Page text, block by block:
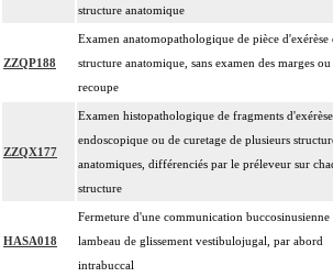
structure anatomique
ZZQP188
Examen anatomopathologique de pièce d'exérèse
structure anatomique, sans examen des marges ou
recoupe
ZZQX177
Examen histopathologique de fragments d'exérèse
endoscopique ou de curetage de plusieurs
anatomiques, différenciés par le préleveur sur
structure
HASA018
Fermeture d'une communication buccosinusienne
lambeau de glissement vestibulojugal, par abord
intrabuccal